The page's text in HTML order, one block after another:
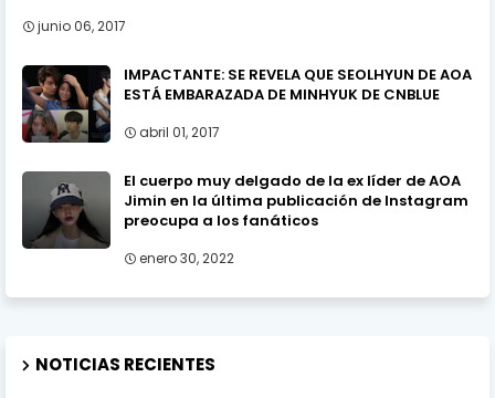
junio 06, 2017
IMPACTANTE: SE REVELA QUE SEOLHYUN DE AOA
ESTÁ EMBARAZADA DE MINHYUK DE CNBLUE
abril 01, 2017
El cuerpo muy delgado de la ex líder de AOA
Jimin en la última publicación de Instagram
preocupa a los fanáticos
enero 30, 2022
NOTICIAS RECIENTES